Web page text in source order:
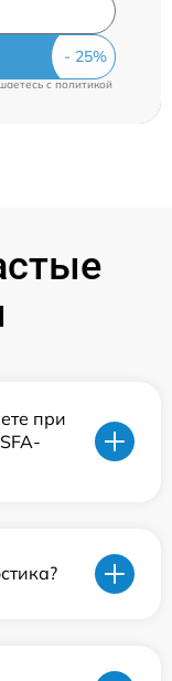
cполитикой
при